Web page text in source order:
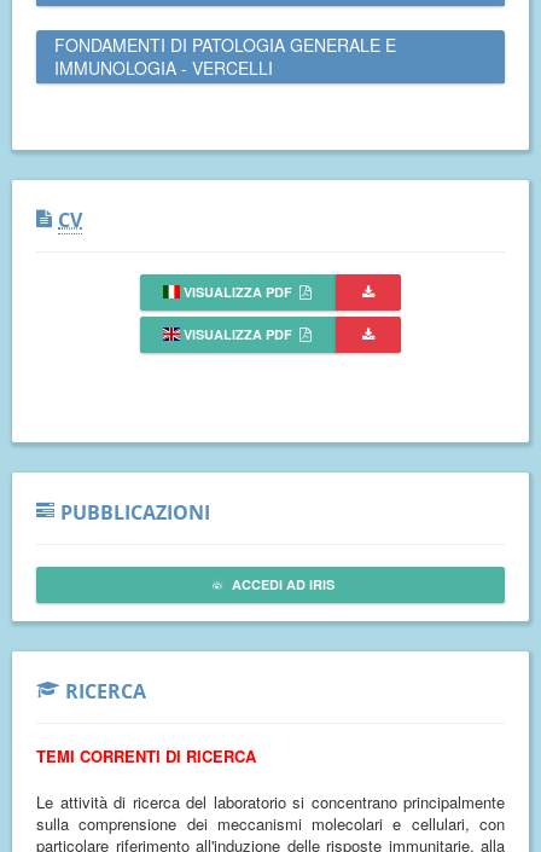
FONDAMENTI DI PATOLOGIA GENERALE E
IMMUNOLOGIA - VERCELLI
CV
VISUALIZZA PDF
VISUALIZZA PDF
PUBBLICAZIONI
ACCEDI AD IRIS
RICERCA
TEMI CORRENTI DI RICERCA
Le attività di ricerca del laboratorio si concentrano principalmente
sulla comprensione dei meccanismi molecolari e cellulari, con
particolare riferimento all'induzione delle risposte immunitarie, alla